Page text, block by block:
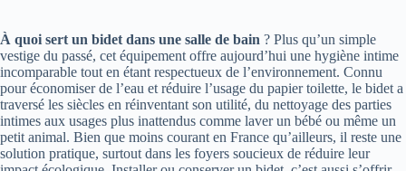
À quoi sert un bidet dans une salle de bain ? Plus qu’un simple
vestige du passé, cet équipement offre aujourd’hui une hygiène intime
incomparable tout en étant respectueux de l’environnement. Connu
pour économiser de l’eau et réduire l’usage du papier toilette, le bidet a
traversé les siècles en réinventant son utilité, du nettoyage des parties
intimes aux usages plus inattendus comme laver un bébé ou même un
petit animal. Bien que moins courant en France qu’ailleurs, il reste une
solution pratique, surtout dans les foyers soucieux de réduire leur